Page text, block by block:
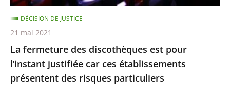
ces
établissements
présentent
des
risques
particuliers
La fermeture des discothèques est pour
l’instant justifiée car ces établissements
présentent des risques particuliers
DÉCISION DE JUSTICE
21 mai 2021